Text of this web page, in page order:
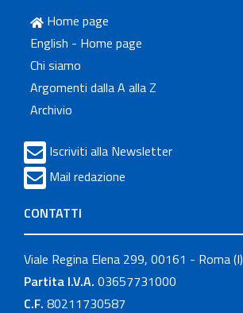
Home page
English - Home page
Chi siamo
Argomenti dalla A alla Z
Archivio
Iscriviti alla Newsletter
Mail redazione
CONTATTI
Viale Regina Elena 299, 00161 - Roma (I)
Partita I.V.A. 03657731000
C.F. 80211730587